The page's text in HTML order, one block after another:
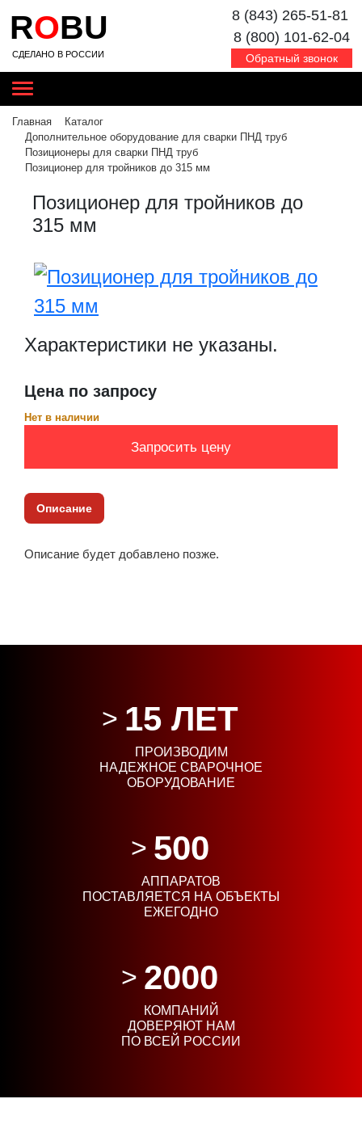
ROBU
СДЕЛАНО В РОССИИ
8 (843) 265-51-81
8 (800) 101-62-04
Обратный звонок
Главная
Каталог
Дополнительное оборудование для сварки ПНД труб
Позиционеры для сварки ПНД труб
Позиционер для тройников до 315 мм
Позиционер для тройников до
315 мм
Характеристики не указаны.
Цена по запросу
Нет в наличии
Запросить цену
Описание
Описание будет добавлено позже.
15 ЛЕТ
ПРОИЗВОДИМ
НАДЕЖНОЕ СВАРОЧНОЕ
ОБОРУДОВАНИЕ
500
АППАРАТОВ
ПОСТАВЛЯЕТСЯ НА ОБЪЕКТЫ
ЕЖЕГОДНО
2000
КОМПАНИЙ
ДОВЕРЯЮТ НАМ
ПО ВСЕЙ РОССИИ